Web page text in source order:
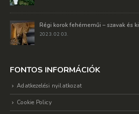
Régi korok fehérneműi – szavak és
2023. 02 03.
FONTOS INFORMÁCIÓK
Adatkezelési nyilatkozat
Cookie Policy